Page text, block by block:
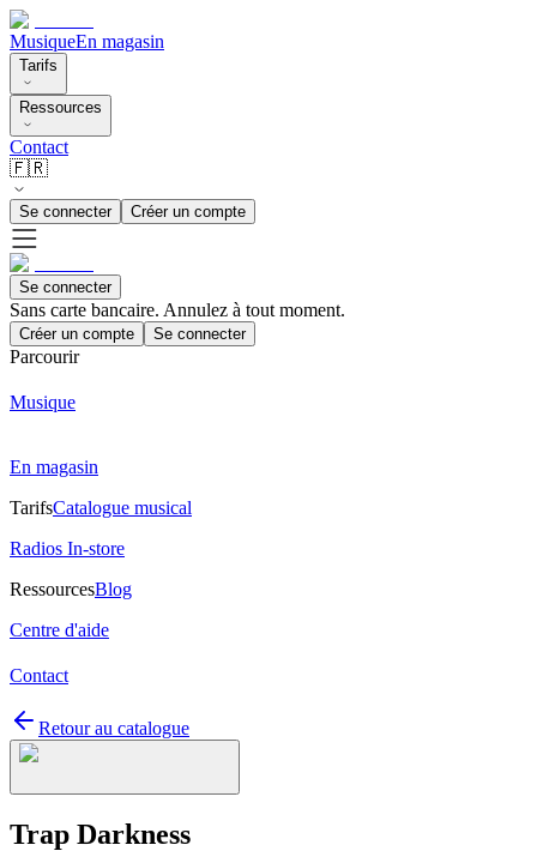
MusiqueEn magasin
Tarifs
Ressources
Contact
🇫🇷
Se connecter Créer un compte
Se connecter
Sans carte bancaire. Annulez à tout moment.
Créer un compte Se connecter
Parcourir
Musique
En magasin
TarifsCatalogue musical
Radios In-store
RessourcesBlog
Centre d'aide
Contact
Retour au catalogue
Trap Darkness